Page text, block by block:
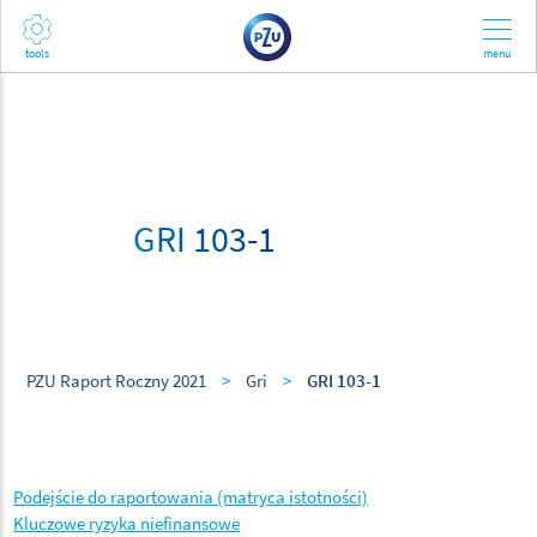
GRI 103-1
PZU Raport Roczny 2021 > Gri > GRI 103-1
Podejście do raportowania (matryca istotności)
Kluczowe ryzyka niefinansowe